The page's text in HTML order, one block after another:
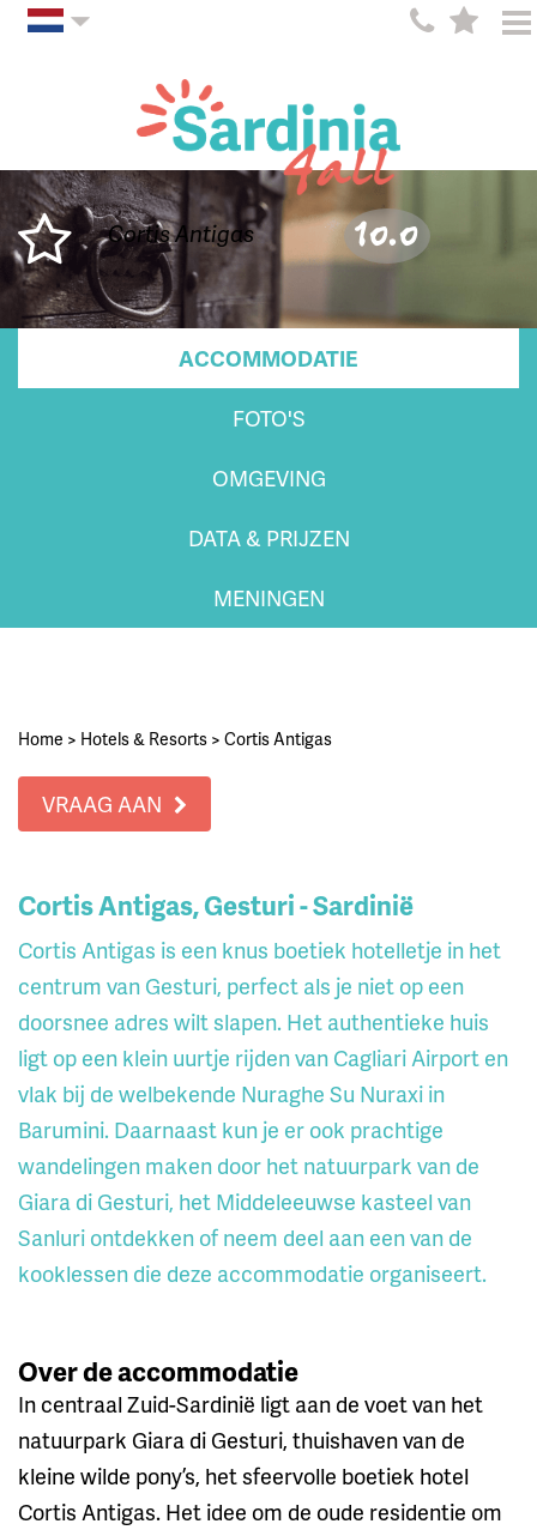
Cortis Antigas 10.0
ACCOMMODATIE
FOTO'S
OMGEVING
DATA & PRIJZEN
MENINGEN
Home > Hotels & Resorts > Cortis Antigas
VRAAG AAN
Cortis Antigas, Gesturi - Sardinië
Cortis Antigas is een knus boetiek hotelletje in het
centrum van Gesturi, perfect als je niet op een
doorsnee adres wilt slapen. Het authentieke huis
ligt op een klein uurtje rijden van Cagliari Airport en
vlak bij de welbekende Nuraghe Su Nuraxi in
Barumini. Daarnaast kun je er ook prachtige
wandelingen maken door het natuurpark van de
Giara di Gesturi, het Middeleeuwse kasteel van
Sanluri ontdekken of neem deel aan een van de
kooklessen die deze accommodatie organiseert.
Over de accommodatie
In centraal Zuid-Sardinië ligt aan de voet van het
natuurpark Giara di Gesturi, thuishaven van de
kleine wilde pony’s, het sfeervolle boetiek hotel
Cortis Antigas. Het idee om de oude residentie om